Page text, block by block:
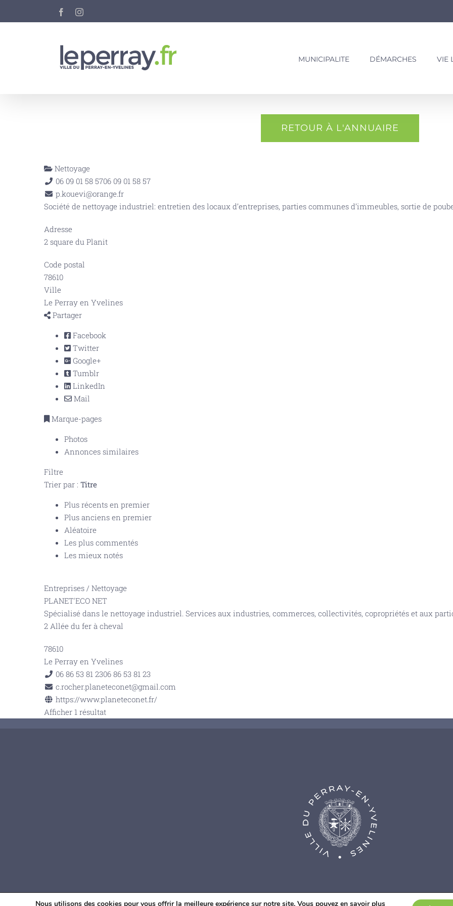
FacebookInstagram
MUNICIPALITE DÉMARCHES VIE
RETOUR À L'ANNUAIRE
Nettoyage
06 09 01 58 5706 09 01 58 57
p.kouevi@orange.fr
Société de nettoyage industriel: entretien des locaux d’entreprises, parties communes d’immeubles, sortie de
Adresse
2 square du Planit
Code postal
78610
Ville
Le Perray en Yvelines
Partager
Facebook
Twitter
Google+
Tumblr
LinkedIn
Mail
Marque-pages
Photos
Annonces similaires
Filtre
Trier par : Titre
Plus récents en premier
Plus anciens en premier
Aléatoire
Les plus commentés
Les mieux notés
Entreprises / Nettoyage
PLANET'ECO NET
Spécialisé dans le nettoyage industriel. Services aux industries, commerces, collectivités, copropriétés et aux
2 Allée du fer à cheval
78610
Le Perray en Yvelines
06 86 53 81 2306 86 53 81 23
c.rocher.planeteconet@gmail.com
https://www.planeteconet.fr/
Afficher 1 résultat
Politique de confidentialité|
Nous utilisons des cookies pour vous offrir la meilleure expérience sur notre site. Vous pouvez en savoir plus